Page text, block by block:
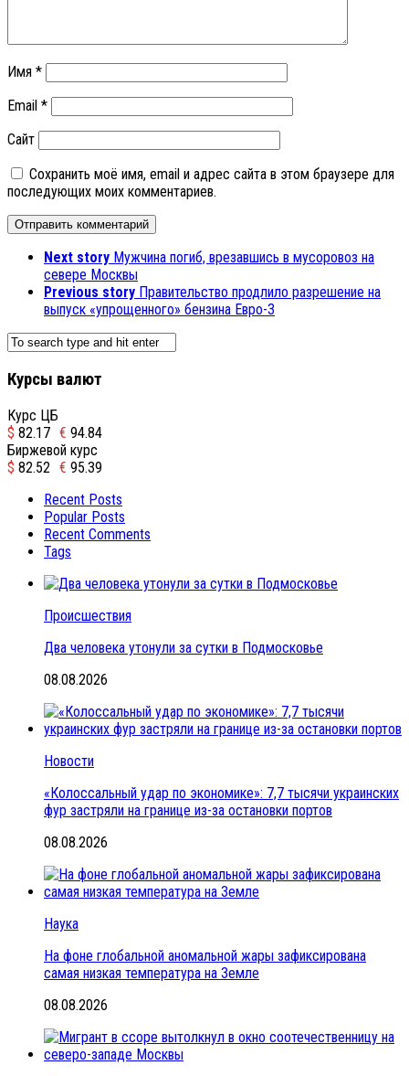
Имя *
Email *
Сайт
Сохранить моё имя, email и адрес сайта в этом браузере для
последующих моих комментариев.
Next story Мужчина погиб, врезавшись в мусоровоз на
севере Москвы
Previous story Правительство продлило разрешение на
выпуск «упрощенного» бензина Евро-3
Курсы валют
Курс ЦБ
$ 82.17 € 94.84
Биржевой курс
$ 82.52 € 95.39
Recent Posts
Popular Posts
Recent Comments
Tags
Происшествия
Два человека утонули за сутки в Подмосковье
08.08.2026
Новости
«Колоссальный удар по экономике»: 7,7 тысячи украинских
фур застряли на границе из-за остановки портов
08.08.2026
Наука
На фоне глобальной аномальной жары зафиксирована
самая низкая температура на Земле
08.08.2026